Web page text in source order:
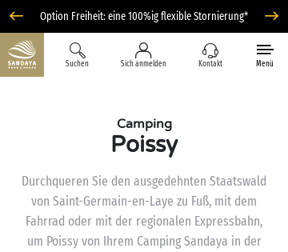
Option Freiheit: eine 100%ig flexible Stornierung*
Suchen Sich anmelden Kontakt Menü
Camping
Poissy
Durchqueren Sie den ausgedehnten Staatswald
von Saint-Germain-en-Laye zu Fuß, mit dem
Fahrrad oder mit der regionalen Expressbahn,
um Poissy von Ihrem Camping Sandaya in der